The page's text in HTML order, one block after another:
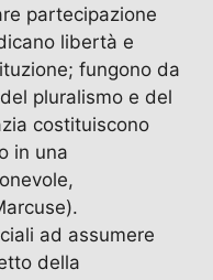
partecipazione
libertà e
fungono da
pluralismo e del
costituiscono
in una
ad assumere
della